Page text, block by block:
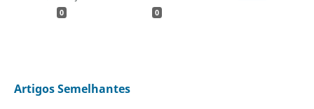
0 0
Artigos Semelhantes